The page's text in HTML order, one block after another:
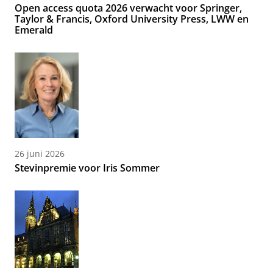
Open access quota 2026 verwacht voor Springer,
Taylor & Francis, Oxford University Press, LWW en
Emerald
26 juni 2026
Stevinpremie voor Iris Sommer